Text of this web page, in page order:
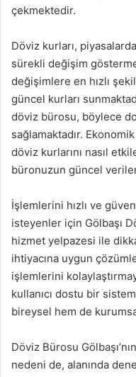
çekmektedir.
Döviz kurları,
sürekli değişim
değişimlere en hızlı
güncel kurları
döviz bürosu, böylece
sağlamaktadır.
döviz kurlarını nasıl
büronuzun güncel
İşlemlerini hızlı ve
isteyenler için Gölbaşı
hizmet yelpazesi ile
ihtiyacına uygun
işlemlerini
kullanıcı dostu bir
bireysel hem de
Döviz Bürosu
nedeni de, alanında